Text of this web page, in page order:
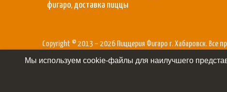
фигаро, доставка пиццы
Copyright © 2013 – 2026 Пиццерия Фигаро г. Хабаровск. Все
Мы используем cookie-файлы для наилучшего